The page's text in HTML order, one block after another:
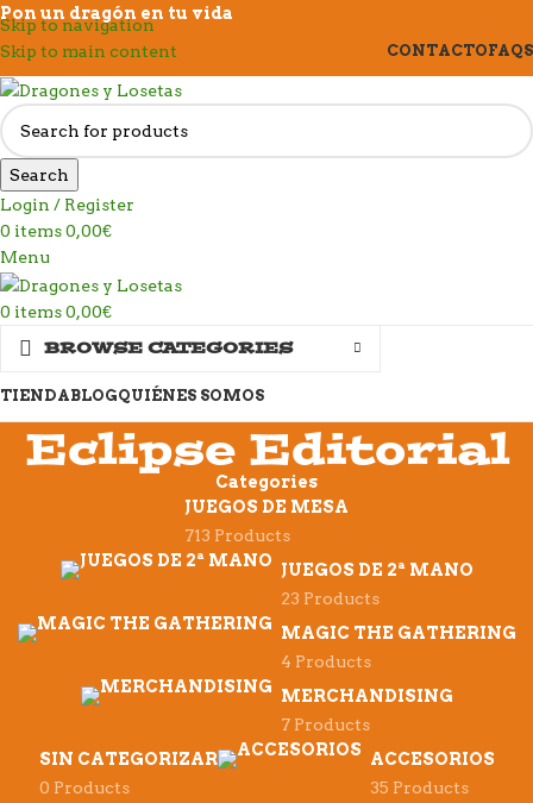
Skip to navigation
Skip to main content
Pon un dragón en tu vida
CONTACTOFAQS
Search
Login / Register
0 items0,00€
Menu
0 items0,00€
BROWSE CATEGORIES
TIENDABLOGQUIÉNES SOMOS
Eclipse Editorial
Categories
JUEGOS DE MESA
713 Products
JUEGOS DE 2ª MANO
23 Products
MAGIC THE GATHERING
4 Products
MERCHANDISING
7 Products
SIN CATEGORIZAR
0 Products
ACCESORIOS
35 Products